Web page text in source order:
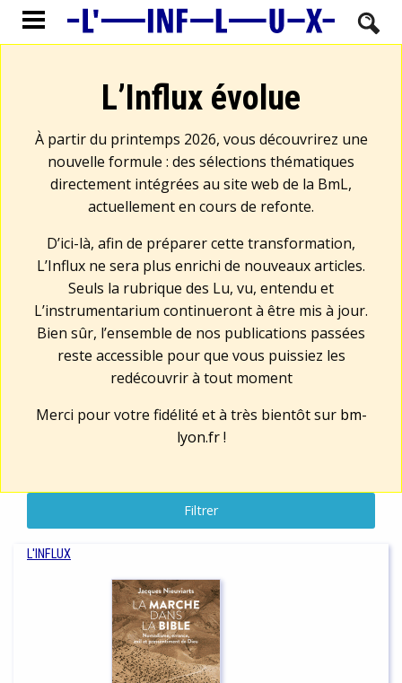
L’Influx évolue
À partir du printemps 2026, vous découvrirez une
nouvelle formule : des sélections thématiques
directement intégrées au site web de la BmL,
actuellement en cours de refonte.
D’ici-là, afin de préparer cette transformation,
L’Influx ne sera plus enrichi de nouveaux articles.
Seuls la rubrique des Lu, vu, entendu et
L’instrumentarium continueront à être mis à jour.
Bien sûr, l’ensemble de nos publications passées
reste accessible pour que vous puissiez les
redécouvrir à tout moment
Merci pour votre fidélité et à très bientôt sur bm-
lyon.fr!
Filtrer
L'INFLUX